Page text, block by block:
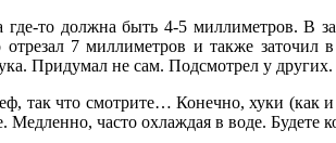
то должна быть 4-5 миллиметров. В
7 миллиметров и также
Придумал не сам. Подсмотрел у других.
так что смотрите… Конечно, хуки
часто охлаждая в воде. Будете